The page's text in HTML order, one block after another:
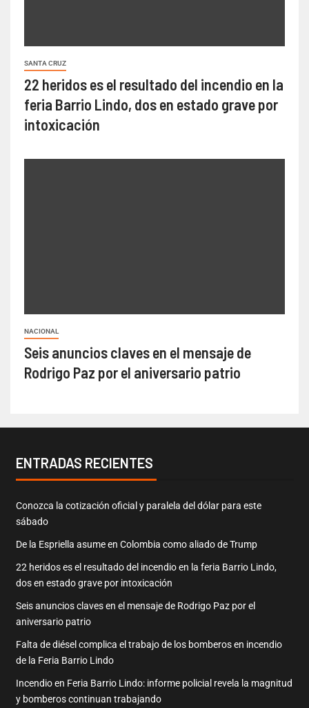
SANTA CRUZ
22 heridos es el resultado del incendio en la
feria Barrio Lindo, dos en estado grave por
intoxicación
NACIONAL
Seis anuncios claves en el mensaje de
Rodrigo Paz por el aniversario patrio
ENTRADAS RECIENTES
Conozca la cotización oficial y paralela del dólar para este
sábado
De la Espriella asume en Colombia como aliado de Trump
22 heridos es el resultado del incendio en la feria Barrio Lindo,
dos en estado grave por intoxicación
Seis anuncios claves en el mensaje de Rodrigo Paz por el
aniversario patrio
Falta de diésel complica el trabajo de los bomberos en incendio
de la Feria Barrio Lindo
Incendio en Feria Barrio Lindo: informe policial revela la magnitud
y bomberos continuan trabajando